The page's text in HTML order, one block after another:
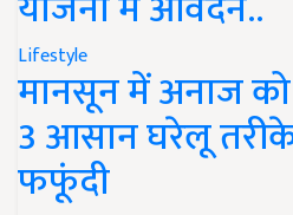
Lifestyle
मानसून में अनाज
3 आसान घरेलू
फफूंदी